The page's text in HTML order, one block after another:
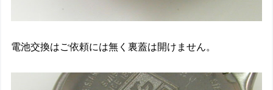
電池交換はご依頼には無く裏蓋は開けません。